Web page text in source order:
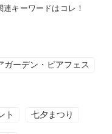
キーワードはコレ！
ガーデン・ビアフェス
ト 七夕まつり